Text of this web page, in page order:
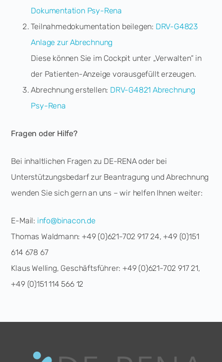
Dokumentation Psy-Rena
Teilnahmedokumentation beilegen: DRV-G4823
Anlage zur Abrechnung
Diese können Sie im Cockpit unter „Verwalten“ in
der Patienten-Anzeige vorausgefüllt erzeugen.
Abrechnung erstellen: DRV-G4821 Abrechnung
Psy-Rena
Fragen oder Hilfe?
Bei inhaltlichen Fragen zu DE-RENA oder bei
Unterstützungsbedarf zur Beantragung und Abrechnung
wenden Sie sich gern an uns – wir helfen Ihnen weiter:
E-Mail: info@binacon.de
Thomas Waldmann: +49 (0)621-702 917 24, +49 (0)151
614 678 67
Klaus Welling, Geschäftsführer: +49 (0)621-702 917 21,
+49 (0)151 114 566 12